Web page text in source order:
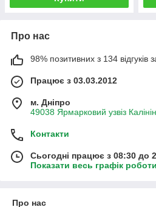
Про нас
98% позитивних з 134 відгуків
Працює з 03.03.2012
м. Дніпро
49038 Ярмарковий узвіз
Контакти
Сьогодні працює з 08:30 до
Показати весь графік роботи
Про нас